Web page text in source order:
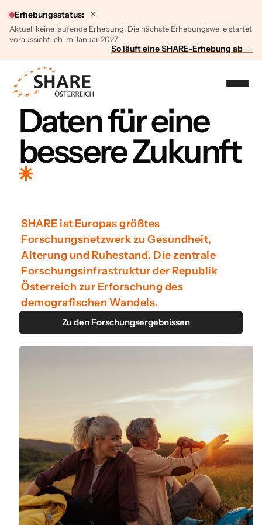
Erhebungsstatus:
Aktuell keine laufende Erhebung. Die nächste Erhebungswelle startet
voraussichtlich im Januar 2027.
So läuft eine SHARE-Erhebung ab →
×
Daten für eine
bessere Zukunft
SHARE ist Europas größtes
Forschungsnetzwerk zu Gesundheit,
Alterung und Ruhestand. Die zentrale
Forschungsinfrastruktur der Republik
Österreich zur Erforschung des
demografischen Wandels.
Zu den Forschungsergebnissen